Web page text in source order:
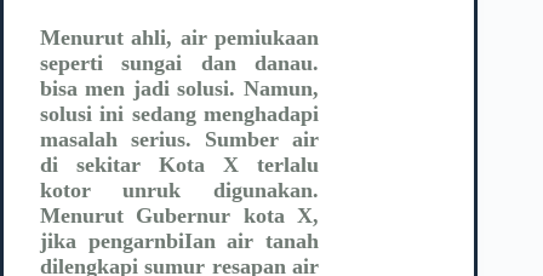
Menurut ahli, air pemiukaan
seperti sungai dan danau.
bisa men jadi solusi. Namun,
solusi ini sedang menghadapi
masalah serius. Sumber air
di sekitar Kota X terlalu
kotor unruk digunakan.
Menurut Gubernur kota X,
jika pengarnbiIan air tanah
dilengkapi sumur resapan air